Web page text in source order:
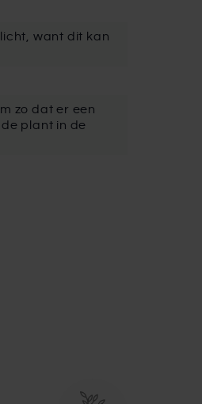
want dit kan
zo dat er een
plant in de